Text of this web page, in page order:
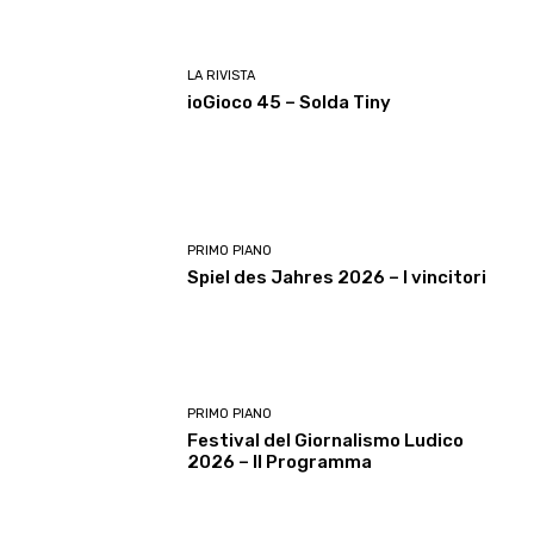
LA RIVISTA
ioGioco 45 – Solda Tiny
PRIMO PIANO
Spiel des Jahres 2026 – I vincitori
PRIMO PIANO
Festival del Giornalismo Ludico
2026 – Il Programma